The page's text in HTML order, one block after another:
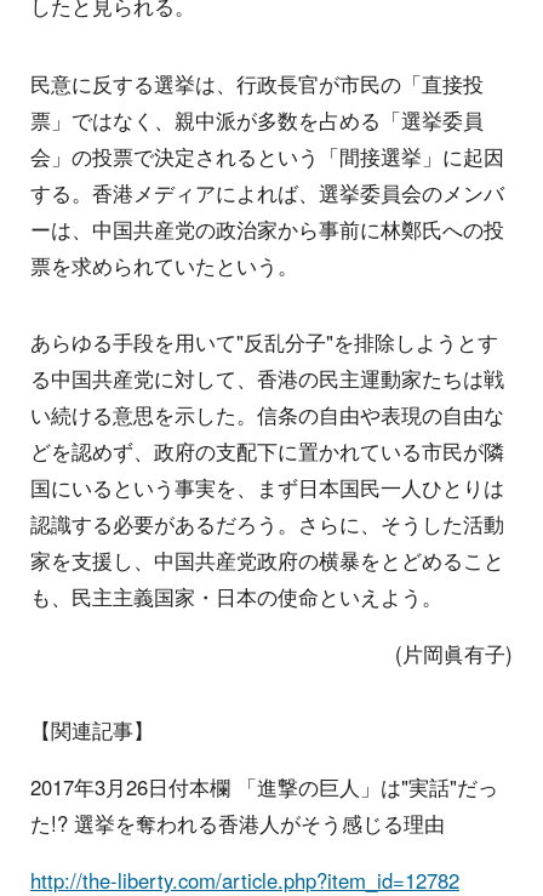
したと見られる。
民意に反する選挙は、行政長官が市民の「直接投
票」ではなく、親中派が多数を占める「選挙委員
会」の投票で決定されるという「間接選挙」に起因
する。香港メディアによれば、選挙委員会のメンバ
ーは、中国共産党の政治家から事前に林鄭氏への投
票を求められていたという。
あらゆる手段を用いて"反乱分子"を排除しようとす
る中国共産党に対して、香港の民主運動家たちは戦
い続ける意思を示した。信条の自由や表現の自由な
どを認めず、政府の支配下に置かれている市民が隣
国にいるという事実を、まず日本国民一人ひとりは
認識する必要があるだろう。さらに、そうした活動
家を支援し、中国共産党政府の横暴をとどめること
も、民主主義国家・日本の使命といえよう。
(片岡眞有子)
【関連記事】
2017年3月26日付本欄 「進撃の巨人」は"実話"だっ
た!? 選挙を奪われる香港人がそう感じる理由
http://the-liberty.com/article.php?item_id=12782